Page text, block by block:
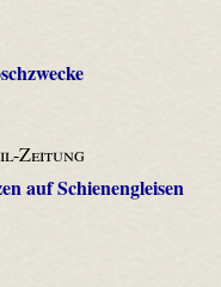
Zeitung
auf Schienengleisen